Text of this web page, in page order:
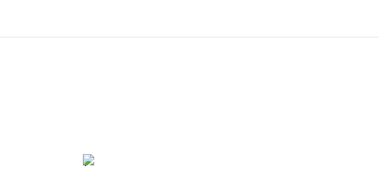
'.'